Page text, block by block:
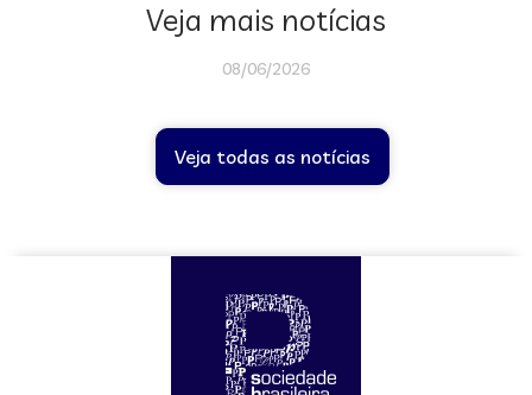
Veja mais notícias
08/06/2026
Veja todas as notícias